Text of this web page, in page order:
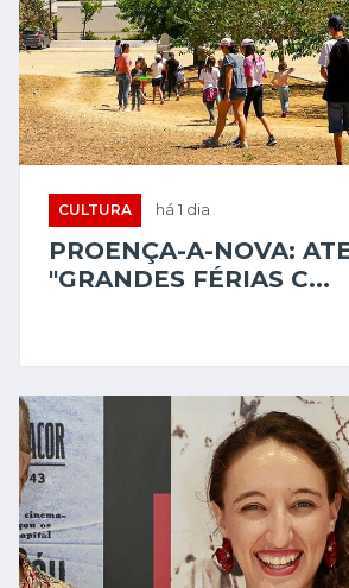
CULTURA há 1 dia
PROENÇA-A-NOVA:
"GRANDES FÉRIAS C...